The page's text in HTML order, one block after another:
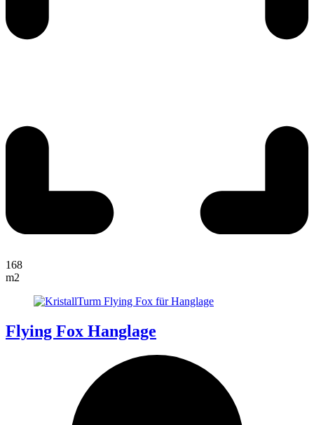
168
m2
Flying Fox Hanglage